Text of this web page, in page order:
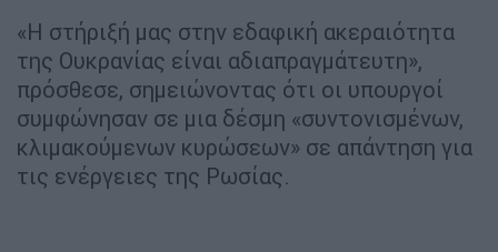
«Η στήριξή μας στην εδαφική ακεραιότητα
της Ουκρανίας είναι αδιαπραγμάτευτη»,
πρόσθεσε, σημειώνοντας ότι οι υπουργοί
συμφώνησαν σε μια δέσμη «συντονισμένων,
κλιμακούμενων κυρώσεων» σε απάντηση για
τις ενέργειες της Ρωσίας.